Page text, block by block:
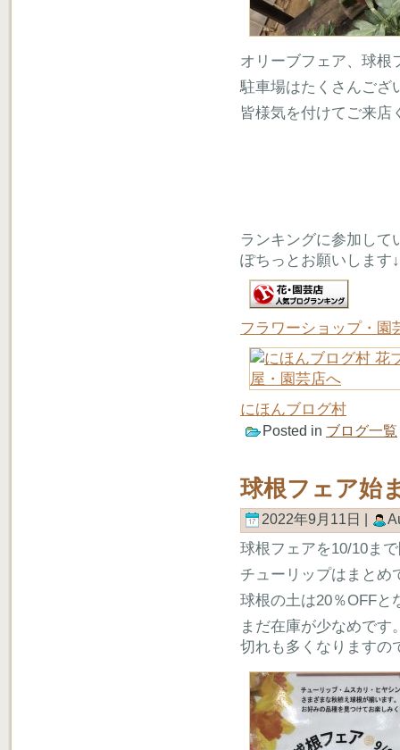
オリーブフェア、球根
駐車場はたくさんござ
皆様気を付けてご来店
ランキングに参加して
ぽちっとお願いします↓
フラワーショップ・園
にほんブログ村
Posted in ブログ一覧
球根フェア始
2022年9月11日 |
球根フェアを10/10ま
チューリップはまとめ
球根の土は20％OFFと
まだ在庫が少なめで
切れも多くなりますの